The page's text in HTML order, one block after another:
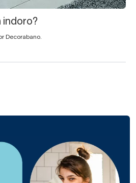
indoro?
Decorabano.